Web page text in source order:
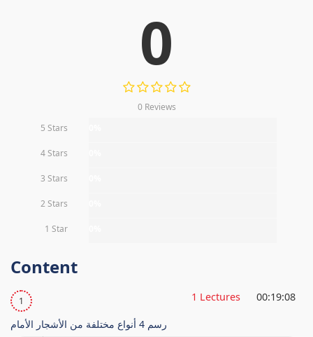
0
0 Reviews
5 Stars
4 Stars
3 Stars
2 Stars
1 Star
Content
1 1 Lectures 00:19:08
رسم 4 أنواع مختلفة من الأشجار الأمام